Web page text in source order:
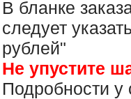
В бланке
следует
рублей"
Не упустите
Подробности